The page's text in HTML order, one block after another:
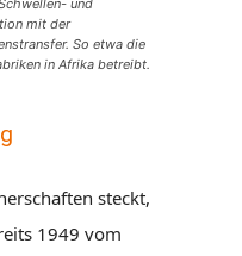
und
mit der
So etwa die
in Afrika betreibt.
steckt,
1949 vom